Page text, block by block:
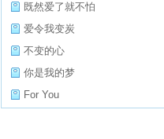
既然爱了就不怕
爱令我变炭
不变的心
你是我的梦
For You